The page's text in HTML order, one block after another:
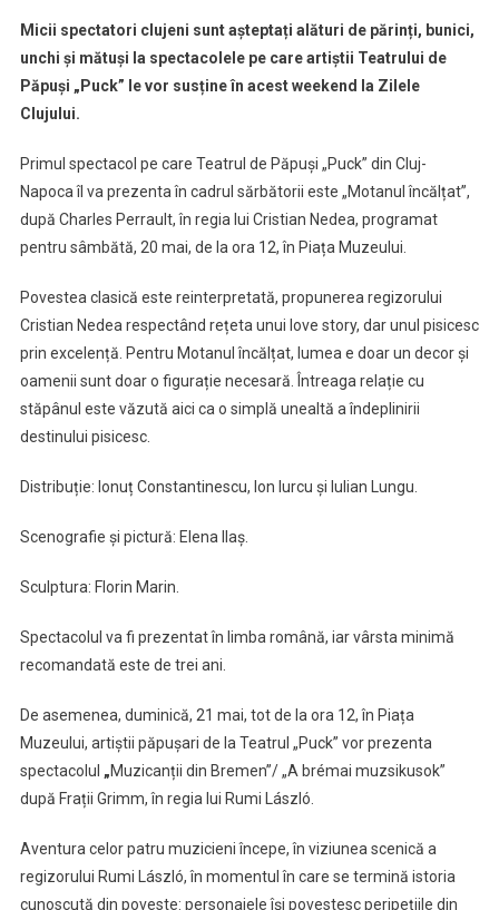
„Puck”
la
Zilele
Micii spectatori clujeni sunt așteptați alături de părinți, bunici,
unchi și mătuși la spectacolele pe care artiștii Teatrului de
Păpuși „Puck” le vor susține în acest weekend la Zilele
Clujului.
Primul spectacol pe care Teatrul de Păpuși „Puck” din Cluj-
Napoca îl va prezenta în cadrul sărbătorii este „Motanul încălțat”,
după Charles Perrault, în regia lui Cristian Nedea, programat
pentru sâmbătă, 20 mai, de la ora 12, în Piața Muzeului.
Povestea clasică este reinterpretată, propunerea regizorului
Cristian Nedea respectând rețeta unui love story, dar unul pisicesc
prin excelență. Pentru Motanul încălțat, lumea e doar un decor și
oamenii sunt doar o figurație necesară. Întreaga relație cu
stăpânul este văzută aici ca o simplă unealtă a îndeplinirii
destinului pisicesc.
Distribuție: Ionuț Constantinescu, Ion Iurcu și Iulian Lungu.
Scenografie și pictură: Elena Ilaș.
Sculptura: Florin Marin.
Spectacolul va fi prezentat în limba română, iar vârsta minimă
recomandată este de trei ani.
De asemenea, duminică, 21 mai, tot de la ora 12, în Piața
Muzeului, artiștii păpușari de la Teatrul „Puck” vor prezenta
spectacolul „Muzicanții din Bremen”/ „A brémai muzsikusok”
după Frații Grimm, în regia lui Rumi László.
Aventura celor patru muzicieni începe, în viziunea scenică a
regizorului Rumi László, în momentul în care se termină istoria
cunoscută din poveste: personajele își povestesc peripețiile din